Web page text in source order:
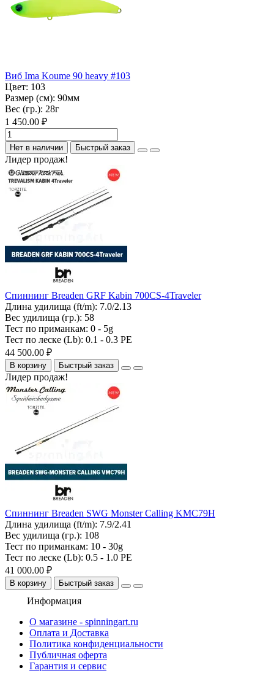
Виб Ima Koume 90 heavy #103
Цвет: 103
Размер (см): 90мм
Вес (гр.): 28г
1 450.00 ₽
Нет в наличии Быстрый заказ
Лидер продаж!
Спиннинг Breaden GRF Kabin 700CS-4Traveler
Длина удилища (ft/m): 7.0/2.13
Вес удилища (гр.): 58
Тест по приманкам: 0 - 5g
Тест по леске (Lb): 0.1 - 0.3 PE
44 500.00 ₽
В корзину Быстрый заказ
Лидер продаж!
Спиннинг Breaden SWG Monster Calling KMC79H
Длина удилища (ft/m): 7.9/2.41
Вес удилища (гр.): 108
Тест по приманкам: 10 - 30g
Тест по леске (Lb): 0.5 - 1.0 PE
41 000.00 ₽
В корзину Быстрый заказ
Информация
О магазине - spinningart.ru
Оплата и Доставка
Политика конфиденциальности
Публичная оферта
Гарантия и сервис